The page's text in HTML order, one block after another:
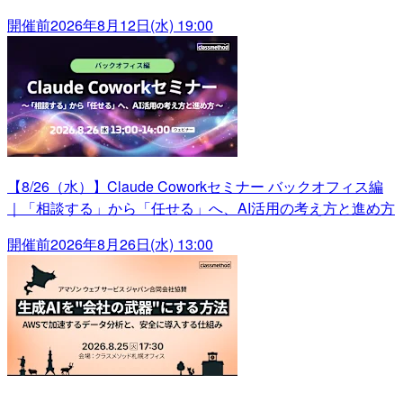
開催前2026年8月12日(水) 19:00
【8/26（水）】Claude Coworkセミナー バックオフィス編
｜「相談する」から「任せる」へ、AI活用の考え方と進め方
開催前2026年8月26日(水) 13:00